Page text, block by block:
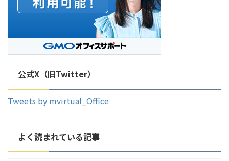
公式X（旧Twitter）
Tweets by mvirtual_Office
よく読まれている記事